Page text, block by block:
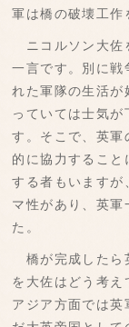
軍は橋の破壊工作
ニコルソン大佐
一言です。別に戦
れた軍隊の生活が
っていては士気が
す。そこで、英軍
的に協力すること
する者もいますが
マ性があり、英軍
た。
橋が完成したら
を大佐はどう考え
アジア方面では英